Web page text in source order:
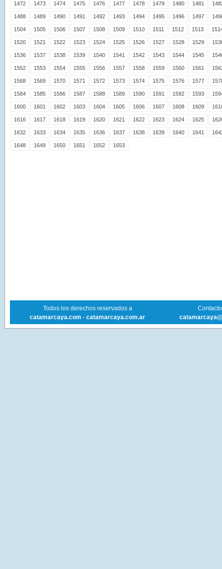
1472 1473 1474 1475 1476 1477 1478 1479 1480 1481
1488 1489 1490 1491 1492 1493 1494 1495 1496 1497
1504 1505 1506 1507 1508 1509 1510 1511 1512 1513
1520 1521 1522 1523 1524 1525 1526 1527 1528 1529
1536 1537 1538 1539 1540 1541 1542 1543 1544 1545
1552 1553 1554 1555 1556 1557 1558 1559 1560 1561
1568 1569 1570 1571 1572 1573 1574 1575 1576 1577
1584 1585 1586 1587 1588 1589 1590 1591 1592 1593
1600 1601 1602 1603 1604 1605 1606 1607 1608 1609
1616 1617 1618 1619 1620 1621 1622 1623 1624 1625
1632 1633 1634 1635 1636 1637 1638 1639 1640 1641
1648 1649 1650 1651 1652 1653
Todos los derechos reservados a
catamarcaya.com - catamarcaya.com.ar